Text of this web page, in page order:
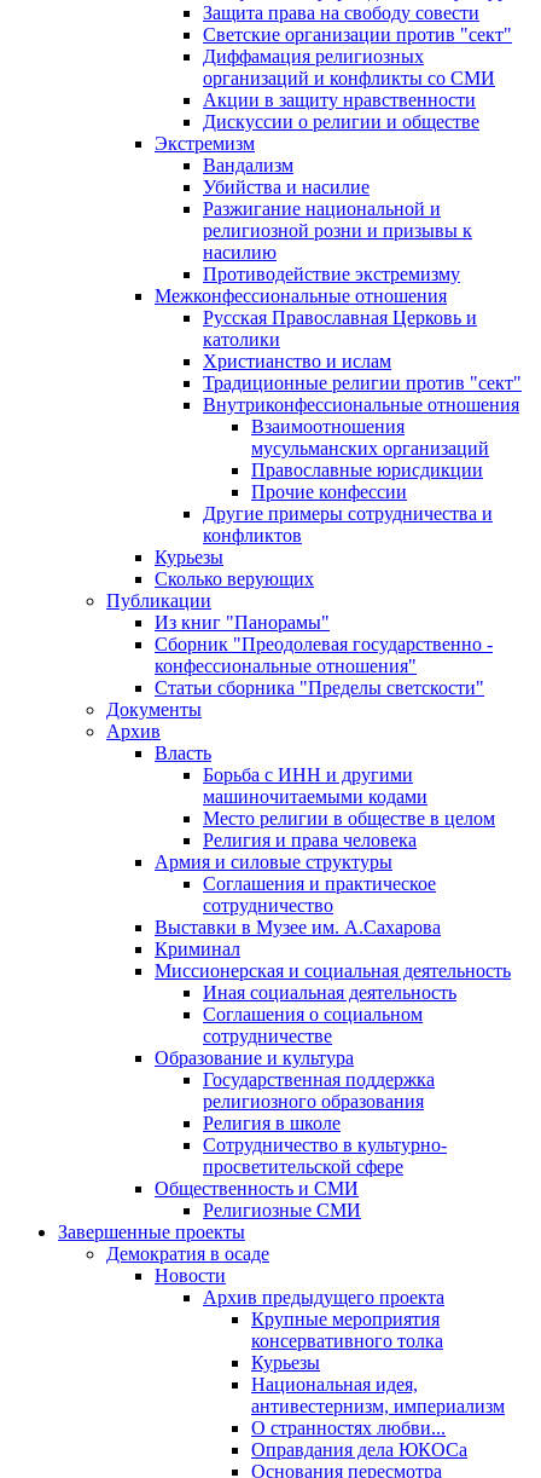
Защита права на свободу совести
Светские организации против "сект"
Диффамация религиозных
организаций и конфликты со СМИ
Акции в защиту нравственности
Дискуссии о религии и обществе
Экстремизм
Вандализм
Убийства и насилие
Разжигание национальной и
религиозной розни и призывы к
насилию
Противодействие экстремизму
Межконфессиональные отношения
Русская Православная Церковь и
католики
Христианство и ислам
Традиционные религии против "сект"
Внутриконфессиональные отношения
Взаимоотношения
мусульманских организаций
Православные юрисдикции
Прочие конфессии
Другие примеры сотрудничества и
конфликтов
Курьезы
Сколько верующих
Публикации
Из книг "Панорамы"
Сборник "Преодолевая государственно -
конфессиональные отношения"
Статьи сборника "Пределы светскости"
Документы
Архив
Власть
Борьба с ИНН и другими
машиночитаемыми кодами
Место религии в обществе в целом
Религия и права человека
Армия и силовые структуры
Соглашения и практическое
сотрудничество
Выставки в Музее им. А.Сахарова
Криминал
Миссионерская и социальная деятельность
Иная социальная деятельность
Соглашения о социальном
сотрудничестве
Образование и культура
Государственная поддержка
религиозного образования
Религия в школе
Сотрудничество в культурно-
просветительской сфере
Общественность и СМИ
Религиозные СМИ
Завершенные проекты
Демократия в осаде
Новости
Архив предыдущего проекта
Крупные мероприятия
консервативного толка
Курьезы
Национальная идея,
антивестернизм, империализм
О странностях любви...
Оправдания дела ЮКОСа
Основания пересмотра